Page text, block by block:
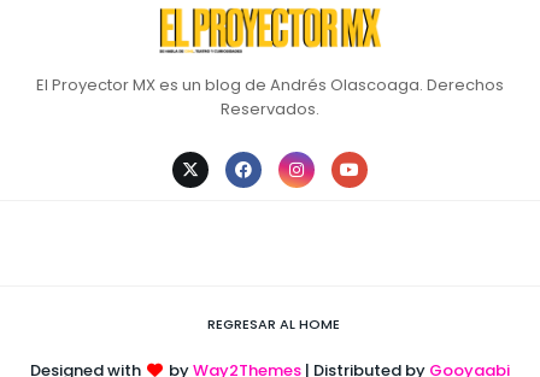
El Proyector MX es un blog de Andrés Olascoaga. Derechos
Reservados.
REGRESAR AL HOME
Designed with byWay2Themes | Distributed by Gooyaabi